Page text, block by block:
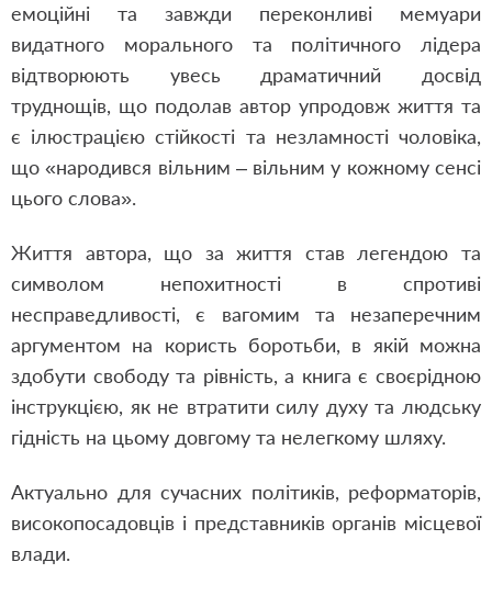
емоційні та завжди переконливі мемуари
видатного морального та політичного лідера
відтворюють увесь драматичний досвід
труднощів, що подолав автор упродовж життя та
є ілюстрацією стійкості та незламності чоловіка,
що «народився вільним – вільним у кожному сенсі
цього слова».
Життя автора, що за життя став легендою та
символом непохитності в спротиві
несправедливості, є вагомим та незаперечним
аргументом на користь боротьби, в якій можна
здобути свободу та рівність, а книга є своєрідною
інструкцією, як не втратити силу духу та людську
гідність на цьому довгому та нелегкому шляху.
Актуально для сучасних політиків, реформаторів,
високопосадовців і представників органів місцевої
влади.